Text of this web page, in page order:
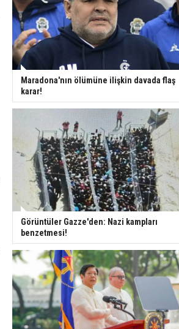
Maradona'nın ölümüne ilişkin davada flaş
karar!
Görüntüler Gazze'den: Nazi kampları
benzetmesi!